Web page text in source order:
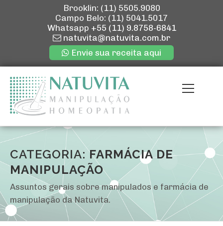
Brooklin: (11) 5505.9080
Campo Belo: (11) 5041.5017
Whatsapp +55 (11) 9.8758-6841
natuvita@natuvita.com.br
Envie sua receita aqui
para
conteúdo
Menu
QUEM SOMOS
NOSSAS
CATEGORIA:FARMÁCIA DE
MANIPULAÇÃO
Assuntos gerais sobre manipulados e farmácia de
manipulação da Natuvita.